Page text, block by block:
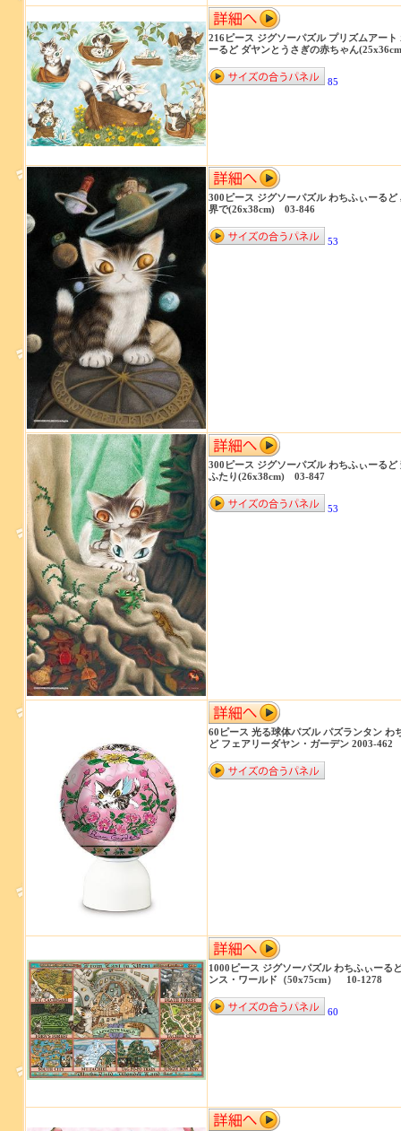
216ピース ジグソーパズル プリズムアート
ーるど ダヤンとうさぎの赤ちゃん
85
300ピース ジグソーパズル わちふぃーるど
界で(26x38cm) 03-846
53
300ピース ジグソーパズル わちふぃーるど
ふたり(26x38cm) 03-847
53
60ピース 光る球体パズル パズランタン わ
ど フェアリーダヤン・ガーデン 2003-462
1000ピース ジグソーパズル わちふぃーる
ンス・ワールド（50x75cm） 10-1278
60